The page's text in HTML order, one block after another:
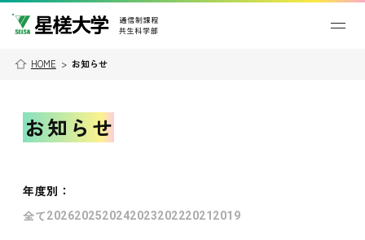
HOME > お知らせ
お知らせ
年度別 ：
全て202620252024202320222021 2019